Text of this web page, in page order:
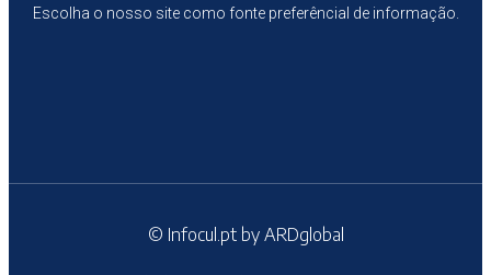
Escolha o nosso site como fonte preferêncial de informação.
© Infocul.pt by ARDglobal